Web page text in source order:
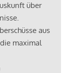
über
aus
maximal